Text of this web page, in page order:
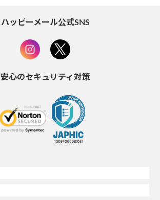
ハッピーメール公式SNS
安心のセキュリティ対策